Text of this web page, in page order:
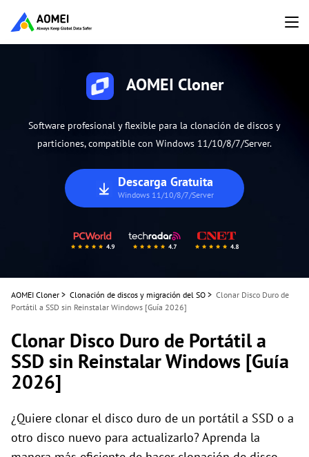
AOMEI Cloner
Software profesional y flexible para la clonación de discos y
particiones, compatible con Windows 11/10/8/7/Server.
Descarga Gratuita
Windows 11/10/8/7/Server
AOMEI Cloner > Clonación de discos y migración del SO > Clonar Disco Duro de
Portátil a SSD sin Reinstalar Windows [Guía 2026]
Clonar Disco Duro de Portátil a
SSD sin Reinstalar Windows [Guía
2026]
¿Quiere clonar el disco duro de un portátil a SSD o a
otro disco nuevo para actualizarlo? Aprenda la